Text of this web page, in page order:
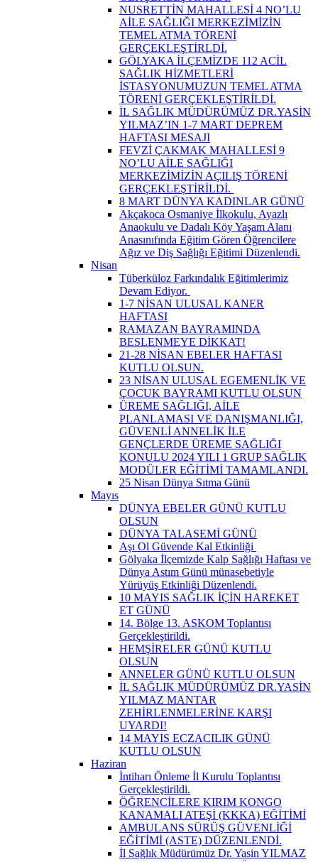
NUSRETTİN MAHALLESİ 4 NO’LU
AİLE SAĞLIĞI MERKEZİMİZİN
TEMEL ATMA TÖRENİ
GERÇEKLEŞTİRLDİ.
GÖLYAKA İLÇEMİZDE 112 ACİL
SAĞLIK HİZMETLERİ
İSTASYONUMUZUN TEMEL ATMA
TÖRENİ GERÇEKLEŞTİRİLDİ.
İL SAĞLIK MÜDÜRÜMÜZ DR.YASİN
YILMAZ’IN 1-7 MART DEPREM
HAFTASI MESAJI
FEVZİ ÇAKMAK MAHALLESİ 9
NO’LU AİLE SAĞLIĞI
MERKEZİMİZİN AÇILIŞ TÖRENİ
GERÇEKLEŞTİRİLDİ. ​
8 MART DÜNYA KADINLAR GÜNÜ
Akçakoca Osmaniye İlkokulu, Ayazlı
Anaokulu ve Dadalı Köy Yaşam Alanı
Anasınıfında Eğitim Gören Öğrencilere
Ağız ve Diş Sağlığı Eğitimi Düzenlendi.
Nisan
Tüberküloz Farkındalık Eğitimlerimiz
Devam Ediyor. ​
1-7 NİSAN ULUSAL KANER
HAFTASI
RAMAZAN BAYRAMINDA
BESLENMEYE DİKKAT!
21-28 NİSAN EBELER HAFTASI
KUTLU OLSUN.
23 NİSAN ULUSAL EGEMENLİK VE
ÇOCUK BAYRAMI KUTLU OLSUN
ÜREME SAĞLIĞI, AİLE
PLANLAMASI VE DANIŞMANLIĞI,
GÜVENLİ ANNELİK İLE
GENÇLERDE ÜREME SAĞLIĞI
KONULU 2024 YILI 1 GRUP SAĞLIK
MODÜLER EĞİTİMİ TAMAMLANDI.
25 Nisan Dünya Sıtma Günü
Mayıs
DÜNYA EBELER GÜNÜ KUTLU
OLSUN
DÜNYA TALASEMİ GÜNÜ
Aşı Ol Güvende Kal Etkinliği ​
Gölyaka İlçemizde Kalp Sağlığı Haftası ve
Dünya Astım Günü münasebetiyle
Yürüyüş Etkinliği Düzenlendi.
10 MAYIS SAĞLIK İÇİN HAREKET
ET GÜNÜ
14. Bölge 13. ASKOM Toplantısı
Gerçekleştirildi.
HEMŞİRELER GÜNÜ KUTLU
OLSUN
ANNELER GÜNÜ KUTLU OLSUN
İL SAĞLIK MÜDÜRÜMÜZ DR.YASİN
YILMAZ MANTAR
ZEHİRLENMELERİNE KARŞI
UYARDI!
14 MAYIS ECZACILIK GÜNÜ
KUTLU OLSUN
Haziran
İntiharı Önleme İl Kurulu Toplantısı
Gerçekleştirildi.
ÖĞRENCİLERE KIRIM KONGO
KANAMALI ATEŞİ (KKKA) EĞİTİMİ
AMBULANS SÜRÜŞ GÜVENLİĞİ
EĞİTİMİ (ASTE) DÜZENLENDİ.
İl Sağlık Müdürümüz Dr. Yasin YILMAZ